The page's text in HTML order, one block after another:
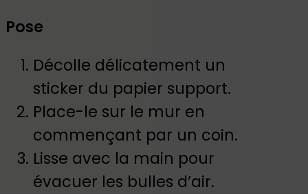
Pose
Décolle délicatement un
sticker du papier support.
Place-le sur le mur en
commençant par un coin.
Lisse avec la main pour
évacuer les bulles d’air.